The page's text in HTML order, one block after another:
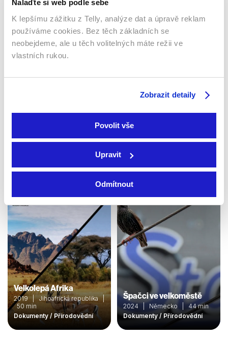
Nalaďte si web podle sebe
K lepšímu zážitku z Telly, analýze dat a úpravě reklam
používáme cookies. Bez těch základních se
neobejdeme, ale u těch volitelných máte režii ve
vlastních rukou.
Zobrazit detaily
Povolit vše
Upravit
Odmítnout
2019 | Německo | 45 min
planety
2023 | Velká Británie | 52
min
Dokumenty / Přírodovědní
Velkolepá Afrika
2019 | Jihoafrická republika |
50 min
Dokumenty / Přírodovědní
Špačci ve velkoměstě
2024 | Německo | 44 min
Dokumenty / Přírodovědní